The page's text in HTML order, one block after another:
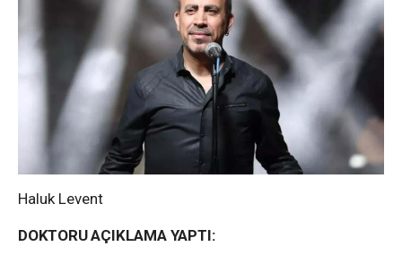
Haluk Levent
DOKTORU AÇIKLAMA YAPTI: